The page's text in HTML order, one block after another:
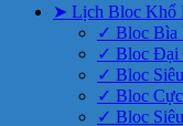
➤ Lịch Bloc Khổ
✓ Bloc Bìa
✓ Bloc Đại
✓ Bloc
✓ Bloc
✓ Bloc